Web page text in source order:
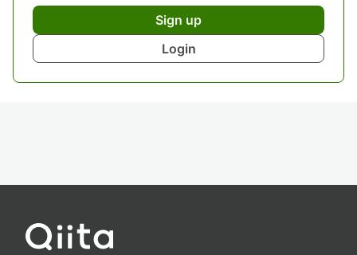
Sign up
Login